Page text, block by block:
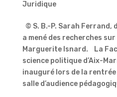
Juridique
© S. B.-P. Sarah
a mené des recherches
Marguerite Isnard. La
science politique d’Aix-
inauguré lors de la
salle d’audience